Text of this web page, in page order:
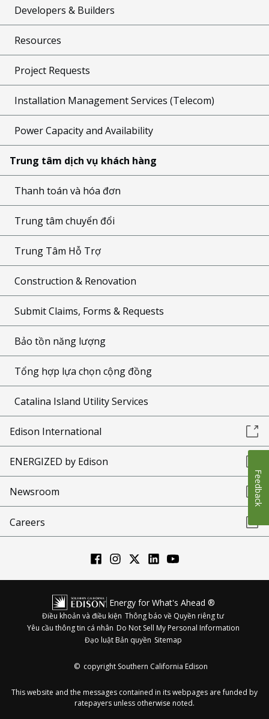
Developers & Builders
Resources
Project Requests
Installation Management Services (Telecom)
Power Capacity and Availability
Trung tâm dịch vụ khách hàng
Thanh toán và hóa đơn
Trung tâm chuyển đổi
Trung Tâm Hỗ Trợ
Construction & Renovation
Submit Claims, Forms & Requests
Bảo tồn năng lượng
Tổng hợp lựa chọn cộng đồng
Catalina Island Utility Services
Edison International
ENERGIZED by Edison
Newsroom
Careers
Energy for What's Ahead ®
Điều khoản và điều kiện Thông báo về Quyền riêng tư
Yêu cầu thông tin cá nhân Do Not Sell My Personal Information
Đạo luật Bản quyền Sitemap
© copyright Southern California Edison
This website and the messages contained in its webpages are funded by
ratepayers unless otherwise noted.
Feedback